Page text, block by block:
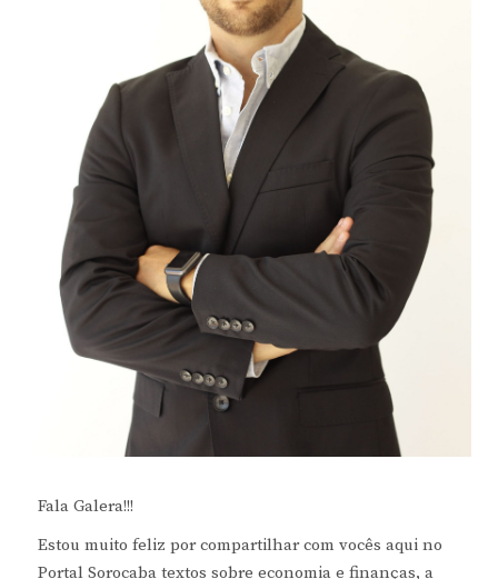
Fala Galera!!!
Estou muito feliz por compartilhar com vocês aqui no
Portal Sorocaba textos sobre economia e finanças, a